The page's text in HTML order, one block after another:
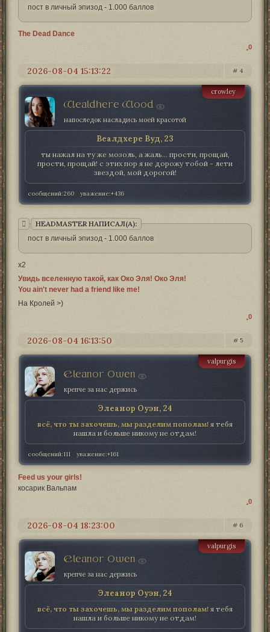
пост в личный эпизод - 1.000 баллов
The Dead Dance
0
4
2026-08-04 15:13:22
Wealdhere Wood
crowley
напоследок насладись моей красотой
Веалдхере Вуд, 23
ты нажал на ту же мозоль, а жаль... прости, прощай,
прости, прощай! с этих пор я не дорожу тобой - лети
звездой, мой дорогой!
сообщений:260 уважение:+436
HEADMASTER НАПИСАЛ(А):
пост в личный эпизод - 1.000 баллов
х2
Увидь вселенную такой, как Око Эля! Око Эля!
You ain't never had a friend like me!
На Кролей >)
0
5
2026-08-04 16:13:50
Eleanor Owen
valpurgis
крепче за нас держись
Элеанор Оуэн, 24
всё, что ты захочешь, мы разделим пополам! я тебя
нашла и больше никому не отдам!
сообщений:111 уважение:+161
Feed us your girls!
косарик Вальпам
0
6
2026-08-04 18:23:00
Eleanor Owen
valpurgis
крепче за нас держись
Элеанор Оуэн, 24
всё, что ты захочешь, мы разделим пополам! я тебя
нашла и больше никому не отдам!